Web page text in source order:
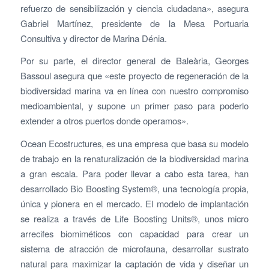
refuerzo de sensibilización y ciencia ciudadana», asegura
Gabriel Martínez, presidente de la Mesa Portuaria
Consultiva y director de Marina Dénia.
Por su parte, el director general de Baleària, Georges
Bassoul asegura que «este proyecto de regeneración de la
biodiversidad marina va en línea con nuestro compromiso
medioambiental, y supone un primer paso para poderlo
extender a otros puertos donde operamos».
Ocean Ecostructures, es una empresa que basa su modelo
de trabajo en la renaturalización de la biodiversidad marina
a gran escala. Para poder llevar a cabo esta tarea, han
desarrollado Bio Boosting System®, una tecnología propia,
única y pionera en el mercado. El modelo de implantación
se realiza a través de Life Boosting Units®, unos micro
arrecifes biomiméticos con capacidad para crear un
sistema de atracción de microfauna, desarrollar sustrato
natural para maximizar la captación de vida y diseñar un